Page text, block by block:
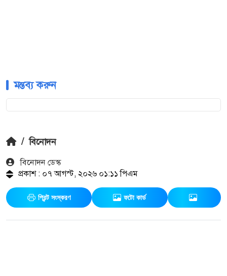
মন্তব্য করুন
/ বিনোদন
বিনোদন ডেস্ক
প্রকাশ : ০৭ আগস্ট, ২০২৬ ০১:১১ পিএম
প্রিন্ট সংস্করণ ফটো কার্ড